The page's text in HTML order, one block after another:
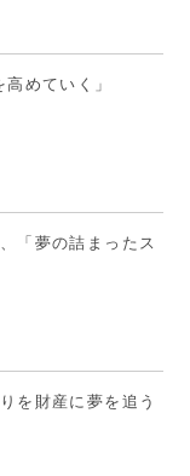
めていく」
「夢の詰まったス
を財産に夢を追う